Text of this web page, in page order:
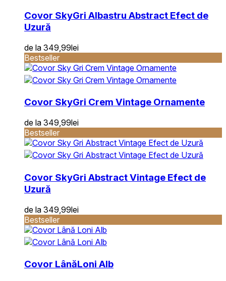
Covor SkyGri Albastru Abstract Efect de
Uzură
de la 349,99lei
Bestseller
Covor SkyGri Crem Vintage Ornamente
de la 349,99lei
Bestseller
Covor SkyGri Abstract Vintage Efect de
Uzură
de la 349,99lei
Bestseller
Covor LânăLoni Alb